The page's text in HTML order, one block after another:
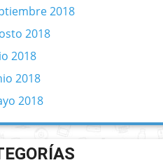
2018
2018
2018
2018
2018